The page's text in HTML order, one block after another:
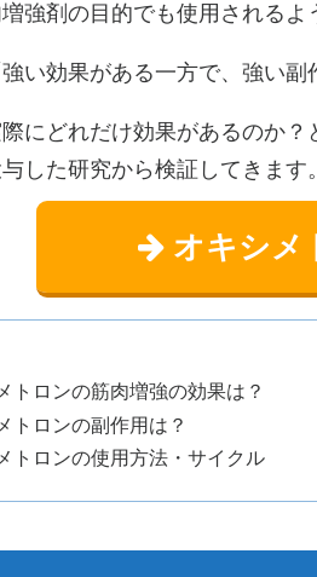
強剤の目的でも使用されるよ
い効果がある一方で、強い副
にどれだけ効果があるのか
した研究から検証してきます。
オキシメ
トロンの筋肉増強の効果は？
トロンの副作用は？
トロンの使用方法・サイクル